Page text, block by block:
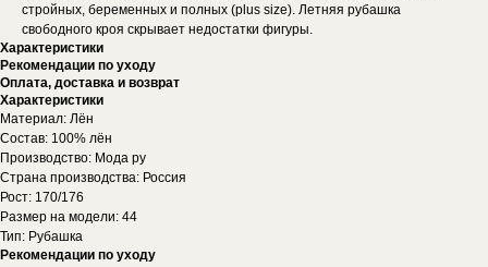
стройных, беременных и полных (plus size). Летняя рубашка
свободного кроя скрывает недостатки фигуры.
Характеристики
Рекомендации по уходу
Оплата, доставка и возврат
Характеристики
Материал: Лён
Состав: 100% лён
Производство: Мода ру
Страна производства: Россия
Рост: 170/176
Размер на модели: 44
Тип: Рубашка
Рекомендации по уходу